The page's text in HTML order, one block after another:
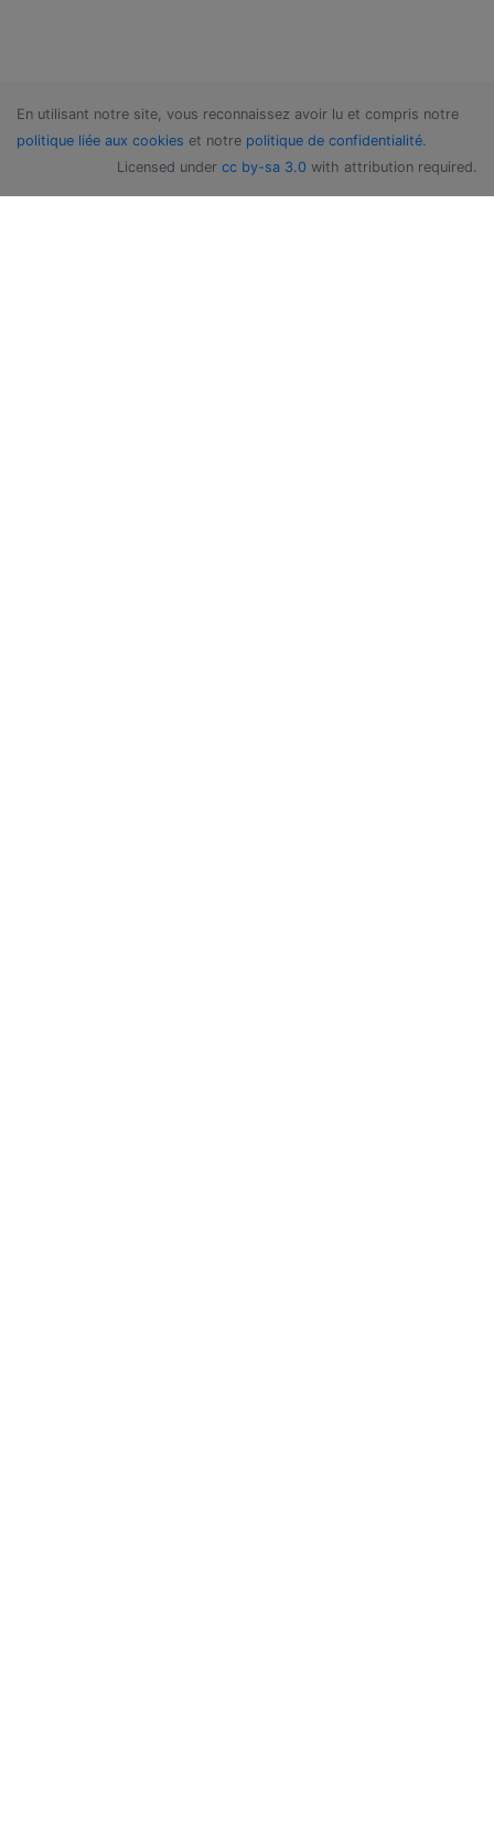
En utilisant notre site, vous reconnaissez avoir lu et compris notre
politique liée aux cookies et notre politique de confidentialité.
Licensed under cc by-sa 3.0 with attribution required.